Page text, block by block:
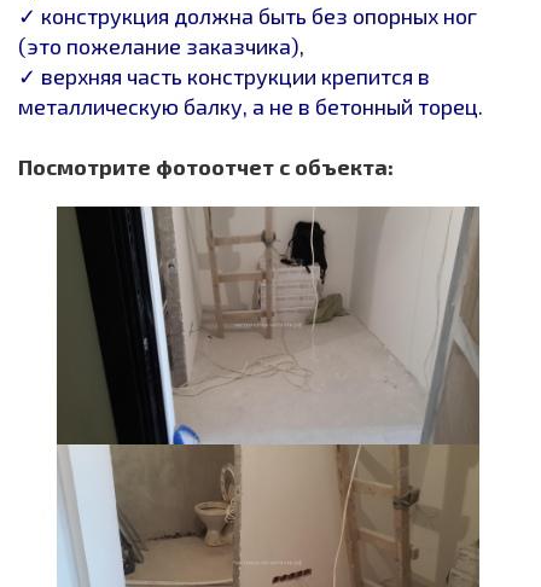
✓ конструкция должна быть без опорных ног
(это пожелание заказчика),
✓ верхняя часть конструкции крепится в
металлическую балку, а не в бетонный торец.
Посмотрите фотоотчет с объекта: